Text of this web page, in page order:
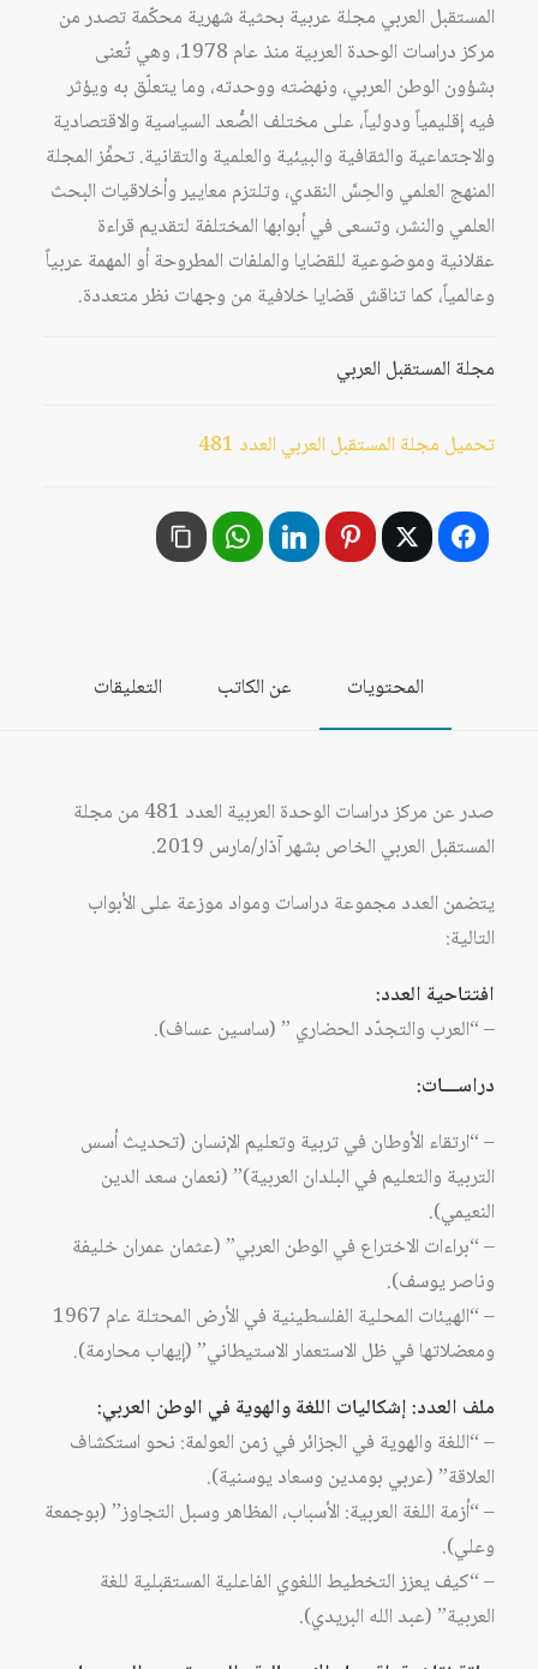
المستقبل العربي مجلة عربية بحثية شهرية محكّمة تصدر من
مركز دراسات الوحدة العربية منذ عام 1978، وهي تُعنى
بشؤون الوطن العربي، ونهضته ووحدته، وما يتعلّق به ويؤثر
فيه إقليمياً ودولياً، على مختلف الصُّعد السياسية والاقتصادية
والاجتماعية والثقافية والبيئية والعلمية والتقانية. تحفِّز المجلة
المنهج العلمي والحِسَّ النقدي، وتلتزم معايير وأخلاقيات البحث
العلمي والنشر، وتسعى في أبوابها المختلفة لتقديم قراءة
عقلانية وموضوعية للقضايا والملفات المطروحة أو المهمة عربياً
وعالمياً، كما تناقش قضايا خلافية من وجهات نظر متعددة.
مجلة المستقبل العربي
تحميل مجلة المستقبل العربي العدد 481
المحتويات عن الكاتب التعليقات
صدر عن مركز دراسات الوحدة العربية العدد 481 من مجلة
المستقبل العربي الخاص بشهر آذار/مارس 2019.
يتضمن العدد مجموعة دراسات ومواد موزعة على الأبواب
التالية:
افتتاحية العدد:
– “العرب والتجدّد الحضاري ” (ساسين عساف).
دراســـات:
– “ارتقاء الأوطان في تربية وتعليم الإنسان (تحديث أسس
التربية والتعليم في البلدان العربية)” (نعمان سعد الدين
النعيمي).
– “براءات الاختراع في الوطن العربي” (عثمان عمران خليفة
وناصر يوسف).
– “الهيئات المحلية الفلسطينية في الأرض المحتلة عام 1967
ومعضلاتها في ظل الاستعمار الاستيطاني” (إيهاب محارمة).
ملف العدد: إشكاليات اللغة والهوية في الوطن العربي:
– “اللغة والهوية في الجزائر في زمن العولمة: نحو استكشاف
العلاقة” (عربي بومدين وسعاد يوسنية).
– “أزمة اللغة العربية: الأسباب، المظاهر وسبل التجاوز” (بوجمعة
وعلي).
– “كيف يعزز التخطيط اللغوي الفاعلية المستقبلية للغة
العربية” (عبد الله البريدي).